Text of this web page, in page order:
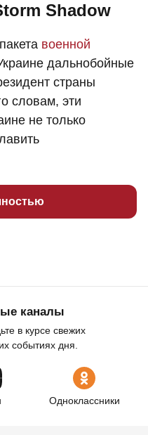
Shadow
военной
дальнобойные
страны
словам, эти
не только
каналы
в курсе свежих
событиях дня.
Одноклассники